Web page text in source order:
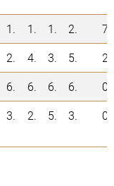
1. 1. 1. 2.
7
2. 4. 3. 5.
2
6. 6. 6. 6.
0
3. 2. 5. 3. 0